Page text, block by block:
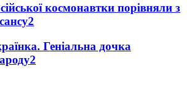
космонавтки порівняли з
2
Геніальна дочка
2